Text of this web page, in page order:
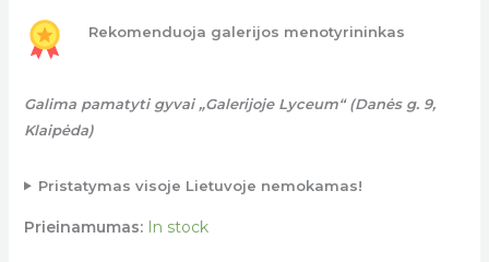
Rekomenduoja galerijos menotyrininkas
Galima pamatyti gyvai „Galerijoje Lyceum“ (Danės g. 9,
Klaipėda)
Pristatymas visoje Lietuvoje nemokamas!
Prieinamumas: In stock